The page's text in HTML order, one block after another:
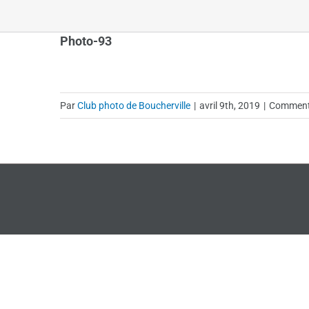
Photo-93
ParClub photo de Boucherville | avril 9th, 2019 |